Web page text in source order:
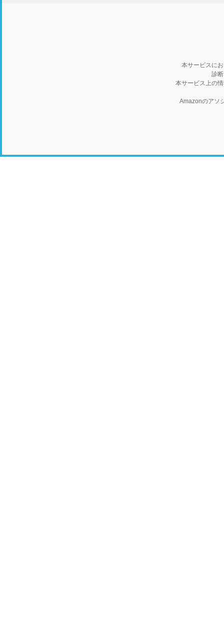
本サービスに
診
本サービス上の
Amazonのアソ